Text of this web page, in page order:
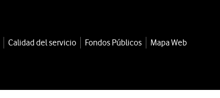
Calidad del servicio Fondos Públicos
Mapa Web